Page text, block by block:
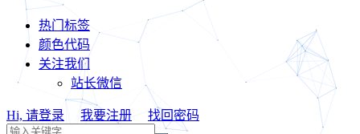
热门标签
颜色代码
关注我们
站长微信
Hi, 请登录 我要注册 找回密码